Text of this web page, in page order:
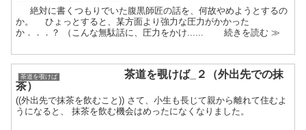
絶対に書くつもりでいた腹黒師匠の話を、何故やめようとするの
か。 ひょっとすると、某方面より強力な圧力がかかった
か．．．？ （こんな無駄話に、圧力をかけ...... 続きを読む ≫
茶道を覗けば
茶道を覗けば_２（外出先での抹
茶）
((外出先で抹茶を飲むこと)) さて、小生も長じて親から離れて住むよ
うになると、 抹茶を飲む機会はめったになくなりました。